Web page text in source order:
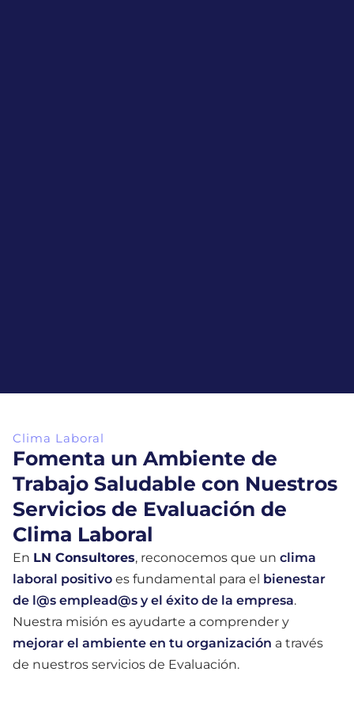
Clima Laboral
Fomenta un Ambiente de
Trabajo Saludable con Nuestros
Servicios de Evaluación de
Clima Laboral
En LN Consultores, reconocemos que unclima
laboral positivo es fundamental para el bienestar
de l@s emplead@s y el éxito de la empresa.
Nuestra misión es ayudarte a comprender y
mejorar el ambiente en tu organización a través
de nuestros servicios de Evaluación.